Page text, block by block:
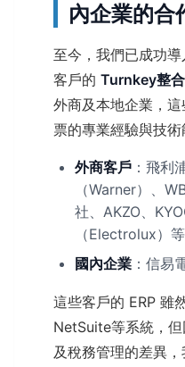
內企業的合
至今，我們已成功
客戶的 Turnkey整
外商及本地企業，
票的專業經驗與技術
外商客戶 ：飛利
（Warner）、
社、AKZO、
（Electrolux）等
國內企業 ：信易
這些客戶的 ERP 雖
NetSuite等系統，
及稅務管理的差異